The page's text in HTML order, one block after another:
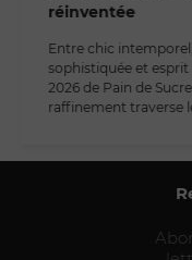
réinventée
Entre chic
sophistiquée et
2026 de Pain de
raffinement traverse